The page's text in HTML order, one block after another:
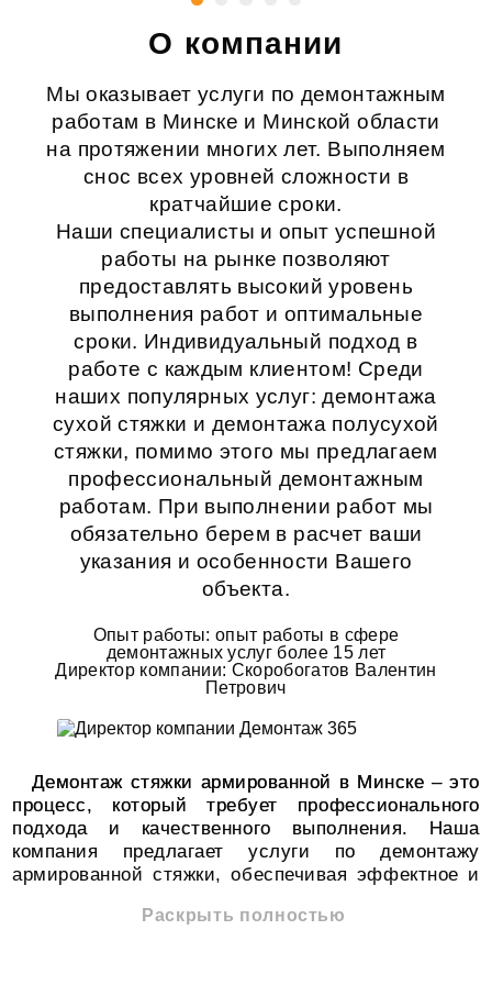
О компании
Мы оказывает услуги по демонтажным
работам в Минске и Минской области
на протяжении многих лет. Выполняем
снос всех уровней сложности в
кратчайшие сроки.
Наши специалисты и опыт успешной
работы на рынке позволяют
предоставлять высокий уровень
выполнения работ и оптимальные
сроки. Индивидуальный подход в
работе с каждым клиентом! Среди
наших популярных услуг:демонтажа
сухой стяжки и демонтажа полусухой
стяжки, помимо этого мы предлагаем
профессиональный демонтажным
работам. При выполнении работ мы
обязательно берем в расчет ваши
указания и особенности Вашего
объекта.
Опыт работы: опыт работы в сфере
демонтажных услуг более 15 лет
Директор компании: Скоробогатов Валентин
Петрович
Демонтаж стяжки армированной в Минске – это
процесс, который требует профессионального
подхода и качественного выполнения. Наша
компания предлагает услуги по демонтажу
армированной стяжки, обеспечивая эффектное и
Армированная стяжка – это надежный элемент,
Раскрыть полностью